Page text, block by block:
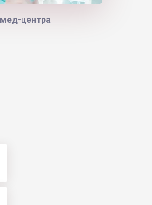
центра